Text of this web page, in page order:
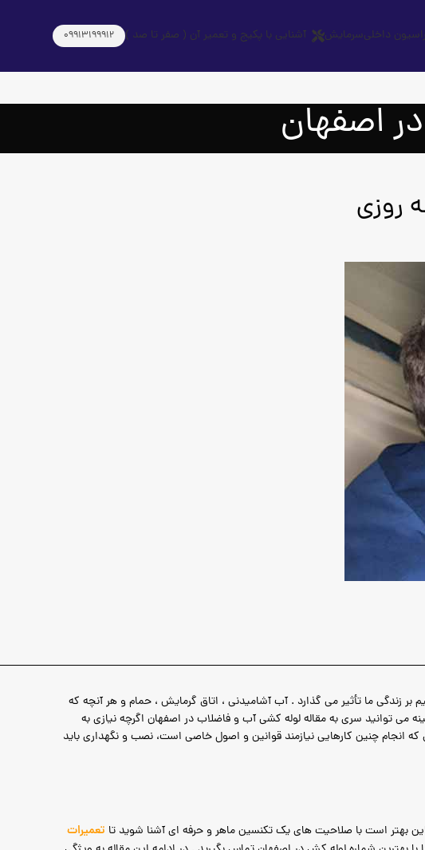
داخلیسرمایش آشنایی با پکیج و تعمیر آن ( صفر تا صد ) 09913199912
اصفهان
روزی
زندگی ما تأثیر می گذارد . آب آشامیدنی ، اتاق گرمایش ، حمام و هر آنچه که
می توانید سری به مقالهلوله کشی آب و فاضلاب در اصفهان اگرچه نیازی به
انجام چنین کارهایی نیازمند قوانین و اصول خاصی است، نصب و نگهداری باید
بهتر است با صلاحیت های یک تکنسین ماهر و حرفه ای آشنا شوید تا تعمیرات